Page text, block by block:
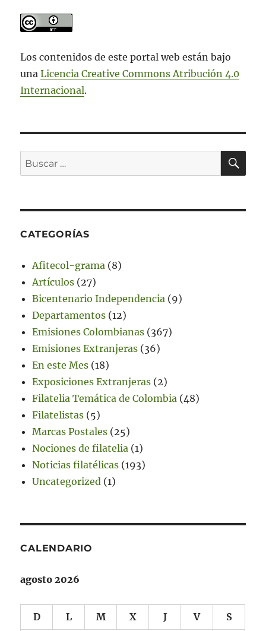
Los contenidos de este portal web están bajo
unaLicencia Creative Commons Atribución 4.0
Internacional.
Buscar
por:
CATEGORÍAS
Afitecol-grama (8)
Artículos (27)
Bicentenario Independencia (9)
Departamentos (12)
Emisiones Colombianas (367)
Emisiones Extranjeras (36)
En este Mes (18)
Exposiciones Extranjeras (2)
Filatelia Temática de Colombia (48)
Filatelistas (5)
Marcas Postales (25)
Nociones de filatelia (1)
Noticias filatélicas (193)
Uncategorized (1)
CALENDARIO
agosto 2026
D L M X J V S